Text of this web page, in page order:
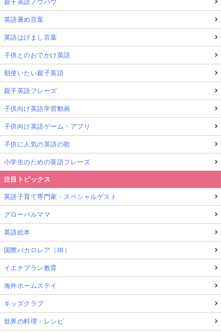
親子英語ノウハウ
英語褒め言葉
英語はげまし言葉
子供とのおでかけ英語
朝使いたい親子英語
親子英語フレーズ
子供向け英語学習動画
子供向け英語ゲーム・アプリ
子供に人気の英語の歌
小学生のための英語フレーズ
注目トピックス
英語子育て専門家・スペシャルゲスト
グローバルママ
英語絵本
国際バカロレア（IB）
イエナプラン教育
海外ホームステイ
キッズクラブ
世界の料理・レシピ